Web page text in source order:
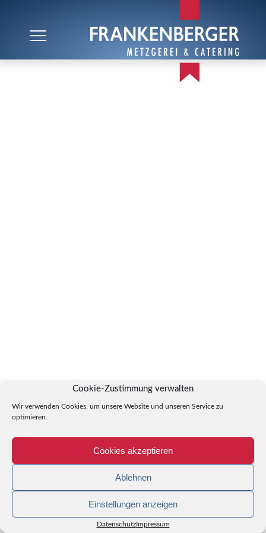
Cookie-Zustimmung verwalten
Wir verwenden Cookies, um unsere Website und unseren Service zu
optimieren.
Cookies akzeptieren
Ablehnen
Einstellungen anzeigen
DatenschutzImpressum